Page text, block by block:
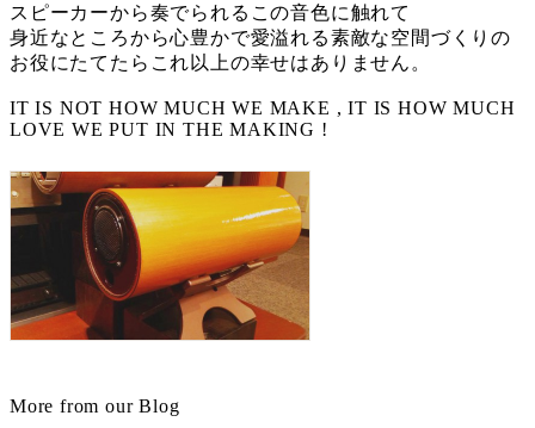
スピーカーから奏でられるこの音色に触れて
身近なところから心豊かで愛溢れる素敵な空間づくりの
お役にたてたらこれ以上の幸せはありません。
IT IS NOT HOW MUCH WE MAKE , IT IS HOW MUCH
LOVE WE PUT IN THE MAKING !
More from our Blog